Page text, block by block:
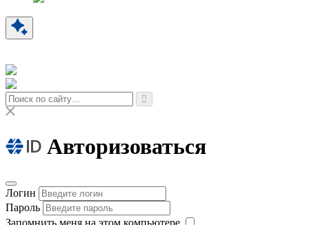
Авторизоваться
Логин
Пароль